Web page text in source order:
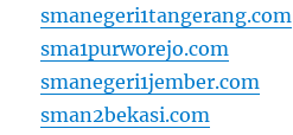
smanegeri1tangerang.com
sma1purworejo.com
smanegeri1jember.com
sman2bekasi.com